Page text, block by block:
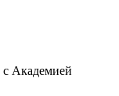
с Академией